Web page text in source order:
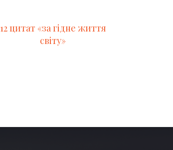
12 цитат «за гідне життя
світу»